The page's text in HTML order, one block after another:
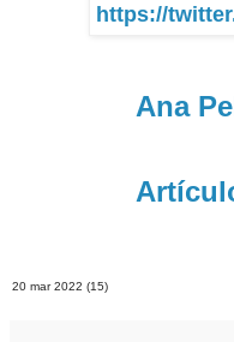
https://
Ana
20 mar 2022 (15)